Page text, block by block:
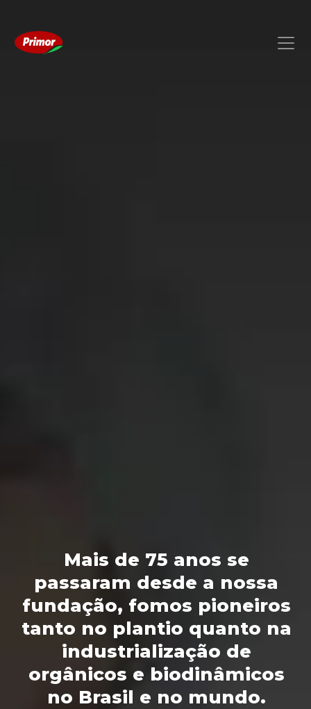
Mais de 75 anos se
passaram desde a nossa
fundação, fomos pioneiros
tanto no plantio quanto na
industrialização de
orgânicos e biodinâmicos
no Brasil e no mundo.